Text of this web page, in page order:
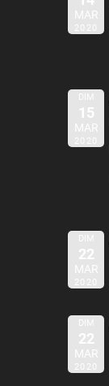
MAR
2020
DIM
15
MAR
2020
DIM
22
MAR
2020
DIM
22
MAR
2020